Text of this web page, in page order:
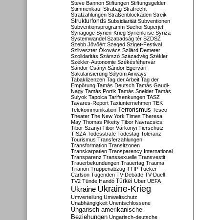
Steve Bannon Stiftungen Stiftungsgelder
Stimmenkauf Strabag Strafrecht
Strafzahlungen Straßenblockaden Streik
Strukturfonds Subsidiarität Subventionen
Subventionsprogramm Suchoi Superjet
Synagoge Syrien-Krieg Syrienkrise Syriza
Systemwandel Szabadság tér SZDSZ
Szebb Jövőért Szeged Sziget-Festival
Szilveszter Ókovács Szilárd Demeter
Szolidaritás Szárszó Századvég Székler
Székler-Autonomie Székésféhervár
Sándor Csányi Sándor Egervári
Säkularisierung Sólyom Airways
Tabaklizenzen Tag der Arbeit Tag der
Empörung Tamás Deutsch Tamás Gaudi-
Nagy Tamás Portik Tamás Sneider Tamás
Sulyok Tapolca Tarifsenkungen TASZ
Tavares-Report Taxiunternehmen TEK
Telekommunikation Terrorismus Tesco
Theater The New York Times Theresa
May Thomas Piketty Tibor Navracsics
Tibor Szanyi Tibor Várkonyi Tierschutz
TISZA Todesstrafe Todestag Toleranz
Tourismus Transferzahlungen
Transformation Transitzonen
Transkarpatien Transparency International
Transparenz Transsexuelle Transvestit
Trauerbekundungen Trauertag Trauma
Trianon Truppenabzug TTIP Tucker
Carlson Tugenden TV-Debatte TV-Duell
TV2 Tünde Handó Türkei Uber UEFA
Ukraine Ukraine-Krieg
Umverteilung Umweltschutz
Unabhängigkeit Unentschlossene
Ungarisch-amerikanische
Beziehungen Ungarisch-deutsche